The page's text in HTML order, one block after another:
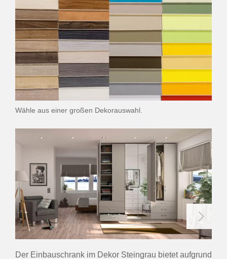
Wähle aus einer großen Dekorauswahl.
Der Einbauschrank im Dekor Steingrau bietet aufgrund